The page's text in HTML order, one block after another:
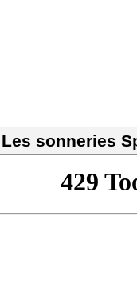
Les sonneries